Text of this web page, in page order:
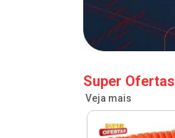
Super Ofertas
Veja mais